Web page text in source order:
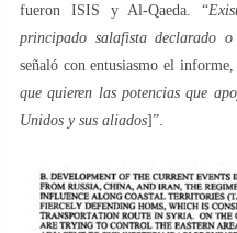
fueron ISIS y Al-Qaeda. “
principado salafista declarado
señaló con entusiasmo el
que quieren las potencias que
Unidos y sus aliados]”.